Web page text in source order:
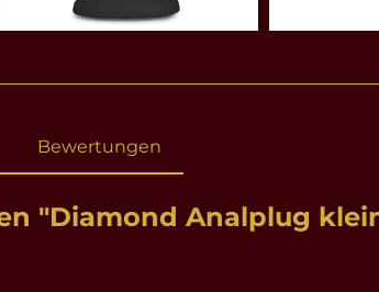
Bewertungen
"Diamond Analplug